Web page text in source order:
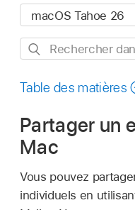
Rechercher
ce
Table des matières
Partager un
Mac
Vous pouvez
individuels en